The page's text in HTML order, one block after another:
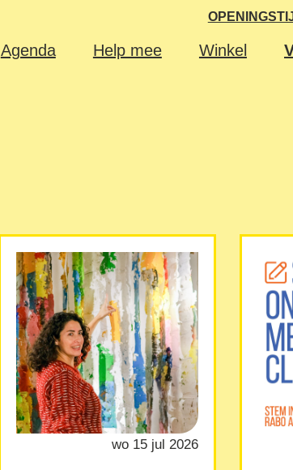
Agenda Help mee Winkel
wo 15 jul 2026